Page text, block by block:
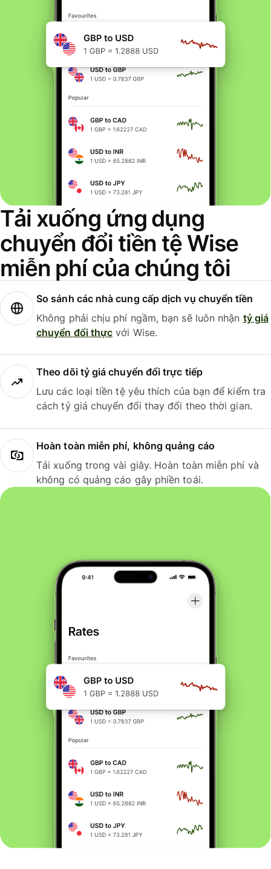
Tải xuống ứng dụng
chuyển đổi tiền tệ Wise
miễn phí của chúng tôi
So sánh các nhà cung cấp dịch vụ chuyển tiền
Không phải chịu phí ngầm, bạn sẽ luôn nhận tỷ giá
chuyển đổi thực với Wise.
Theo dõi tỷ giá chuyển đổi trực tiếp
Lưu các loại tiền tệ yêu thích của bạn để kiểm tra
cách tỷ giá chuyển đổi thay đổi theo thời gian.
Hoàn toàn miễn phí, không quảng cáo
Tải xuống trong vài giây. Hoàn toàn miễn phí và
không có quảng cáo gây phiền toái.